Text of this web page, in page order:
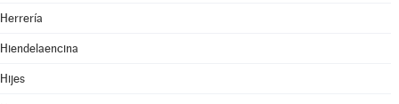
Herrería
Hiendelaencina
Hijes